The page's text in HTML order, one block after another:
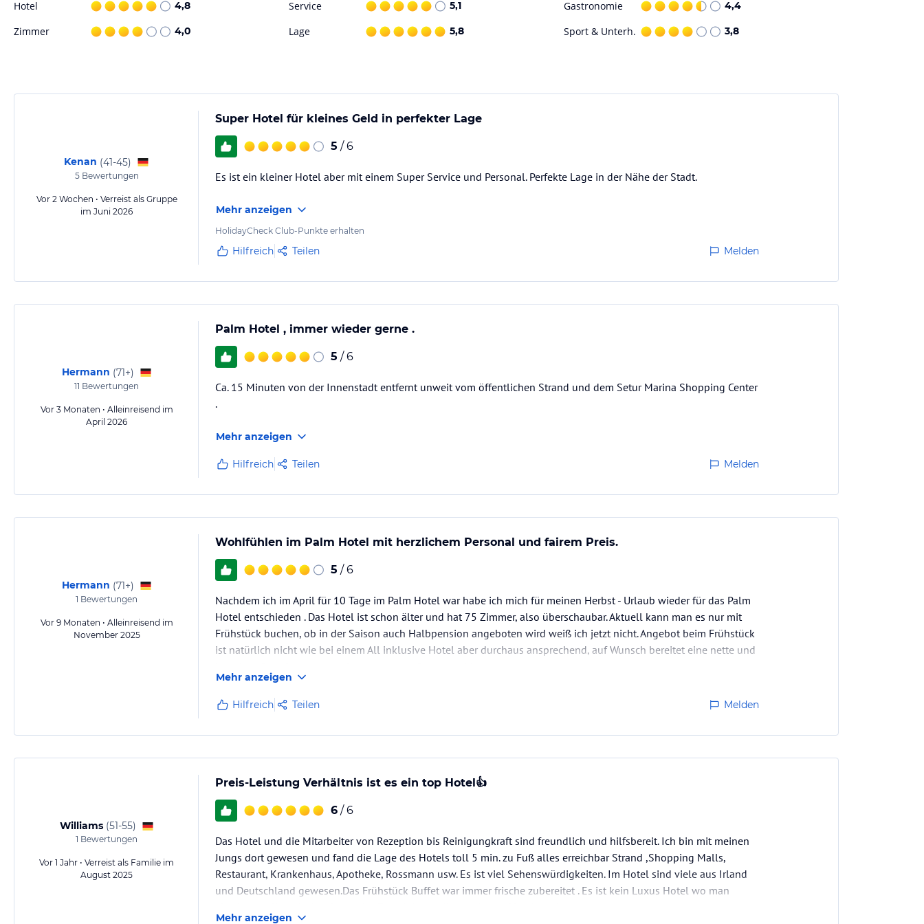
Angebotsdetailsdes jeweiligen Veranstalters.
Hotel 4,8 Service 5,1 Gastronomie 4,4
Zimmer 4,0 Lage 5,8 Sport & Unterh. 3,8
Kenan (41-45)
5Bewertungen
Vor 2 Wochen • Verreist als Gruppe
im Juni 2026
Super Hotel für kleines Geld in perfekter Lage
5 / 6
Es ist ein kleiner Hotel aber mit einem Super Service und Personal. Perfekte Lage in der Nähe der Stadt.
Mehr anzeigen
HolidayCheck Club-Punkte erhalten
Hilfreich Teilen Melden
Hermann (71+)
11 Bewertungen
Vor 3 Monaten • Alleinreisend im
April 2026
Palm Hotel , immer wieder gerne .
5 / 6
Ca. 15 Minuten von der Innenstadt entfernt unweit vom öffentlichen Strand und dem Setur Marina Shopping Center
.
Mehr anzeigen
Hilfreich Teilen Melden
Hermann (71+)
1 Bewertungen
Vor 9 Monaten • Alleinreisend im
November 2025
Wohlfühlen im Palm Hotel mit herzlichem Personal und fairem Preis.
5 / 6
Nachdem ich im April für 10 Tage im Palm Hotel war habe ich mich für meinen Herbst - Urlaub wieder für das Palm
Hotel entschieden . Das Hotel ist schon älter und hat 75 Zimmer, also überschaubar. Aktuell kann man es nur mit
Frühstück buchen, ob in der Saison auch Halbpension angeboten wird weiß ich jetzt nicht. Angebot beim Frühstück
ist natürlich nicht wie bei einem All inklusive Hotel aber durchaus ansprechend, auf Wunsch bereitet eine nette und
Mehr anzeigen
Hilfreich Teilen Melden
Williams (51-55)
1 Bewertungen
Vor 1 Jahr • Verreist als Familie im
August 2025
Preis-Leistung Verhältnis ist es ein top Hotel👍
6 / 6
Das Hotel und die Mitarbeiter von Rezeption bis Reinigungkraft sind freundlich und hilfsbereit. Ich bin mit meinen
Jungs dort gewesen und fand die Lage des Hotels toll 5 min. zu Fuß alles erreichbar Strand ,Shopping Malls,
Restaurant, Krankenhaus, Apotheke, Rossmann usw. Es ist viel Sehenswürdigkeiten. Im Hotel sind viele aus Irland
und Deutschland gewesen.Das Frühstück Buffet war immer frische zubereitet . Es ist kein Luxus Hotel wo man
Mehr anzeigen